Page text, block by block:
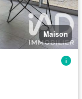
Maison